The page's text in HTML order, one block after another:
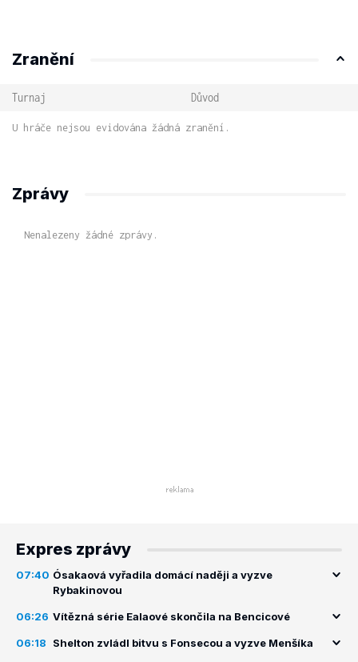
Zranění
Turnaj Důvod
U hráče nejsou evidována žádná zranění.
Zprávy
Nenalezeny žádné zprávy.
Expres zprávy
07:40 Ósakaová vyřadila domácí naději a vyzve
Rybakinovou
06:26 Vítězná série Ealaové skončila na Bencicové
06:18 Shelton zvládl bitvu s Fonsecou a vyzve Menšíka